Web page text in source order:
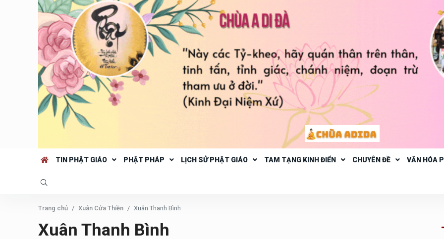
TIN PHẬT GIÁO PHẬT PHÁP LỊCH SỬ PHẬT GIÁO TAM TẠNG KINH ĐIỂN CHUYÊN ĐỀ VĂN HÓA
Trang chủ Xuân Cửa Thiền Xuân Thanh Bình
Xuân Thanh Bình